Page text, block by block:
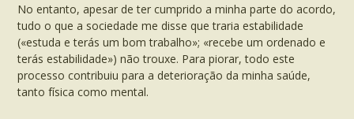
No entanto, apesar de ter cumprido a minha parte do acordo,
tudo o que a sociedade me disse que traria estabilidade
(«estuda e terás um bom trabalho»; «recebe um ordenado e
terás estabilidade») não trouxe. Para piorar, todo este
processo contribuiu para a deterioração da minha saúde,
tanto física como mental.